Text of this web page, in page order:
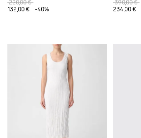
220,00 €
132,00 €
-40%
390,00 €
234,00 €